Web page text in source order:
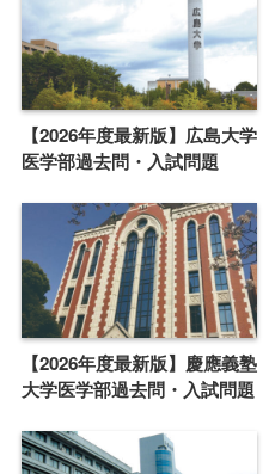
【2026年度最新版】広島大学
医学部過去問・入試問題
【2026年度最新版】慶應義塾
大学医学部過去問・入試問題